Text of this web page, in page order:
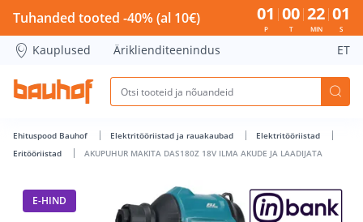
AKUPUHUR MAKITA DAS180Z 18V ILMA AKUDE JA
Tuhanded tooted -40% (al 10€) 01
P
00
T
22
MIN
01
S
Kauplused Äriklienditeenindus ET
Ehituspood Bauhof Elektritööriistad ja rauakaubad
Elektritööriistad
Eritööriistad
AKUPUHUR MAKITA DAS180Z 18V ILMA AKUDE JA LAADIJATA
E-HIND